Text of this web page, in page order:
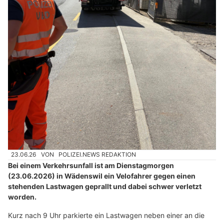
23.06.26 VON POLIZEI.NEWS REDAKTION
Bei einem Verkehrsunfall ist am Dienstagmorgen
(23.06.2026) in Wädenswil ein Velofahrer gegen einen
stehenden Lastwagen geprallt und dabei schwer verletzt
worden.
Kurz nach 9 Uhr parkierte ein Lastwagen neben einer an die